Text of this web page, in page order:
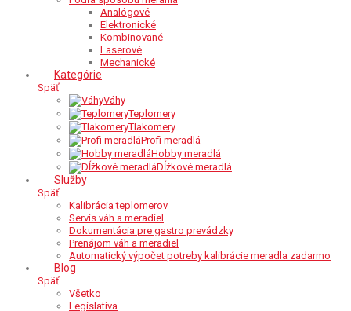
Analógové
Elektronické
Kombinované
Laserové
Mechanické
Kategórie
Späť
Váhy
Teplomery
Tlakomery
Profi meradlá
Hobby meradlá
Dĺžkové meradlá
Služby
Späť
Kalibrácia teplomerov
Servis váh a meradiel
Dokumentácia pre gastro prevádzky
Prenájom váh a meradiel
Automatický výpočet potreby kalibrácie meradla zadarmo
Blog
Späť
Všetko
Legislatíva